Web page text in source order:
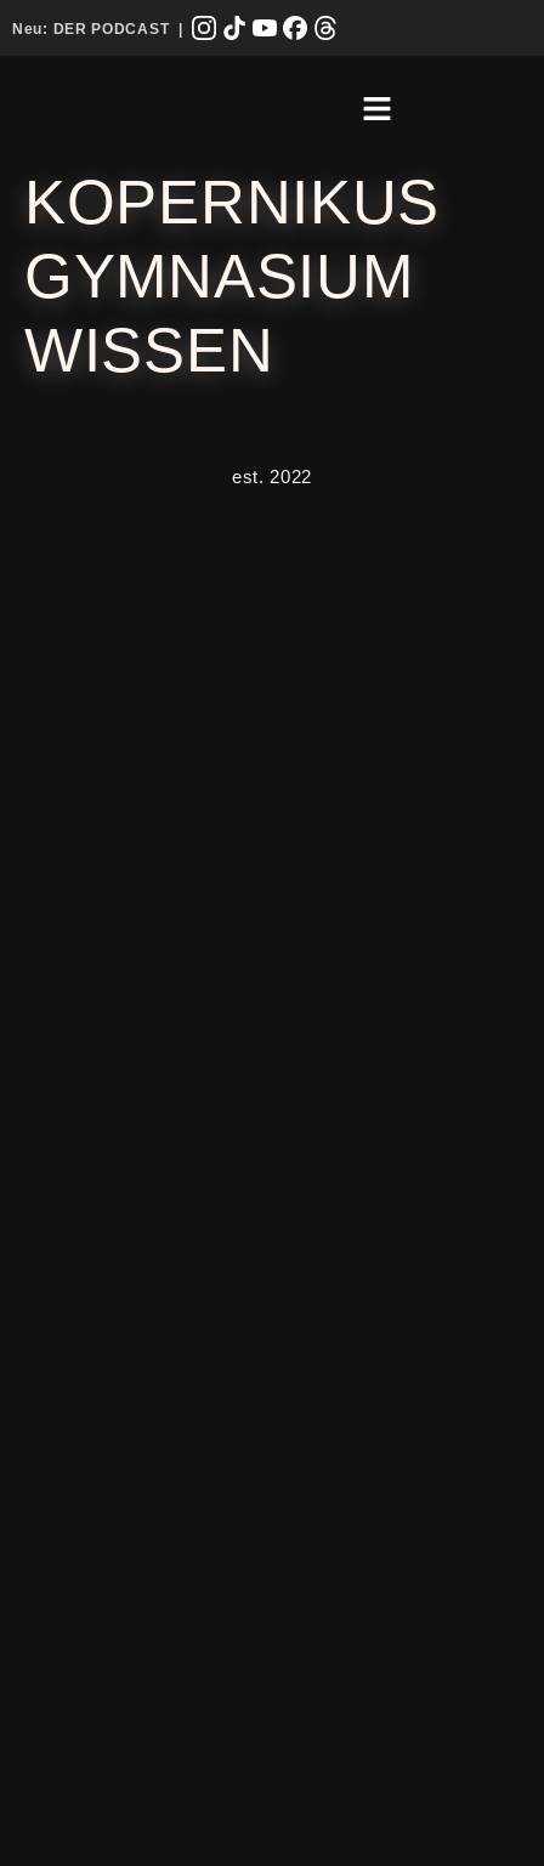
Neu: DER PODCAST|
KOPERNIKUS
GYMNASIUM
WISSEN
est. 2022